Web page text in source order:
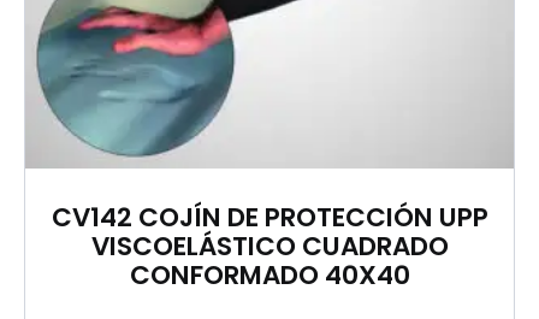
CV142 COJÍN DE PROTECCIÓN UPP
VISCOELÁSTICO CUADRADO
CONFORMADO 40X40